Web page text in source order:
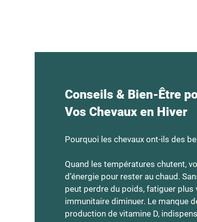
Conseils & Bien-Être
Vos Chevaux en Hiver
Pourquoi les chevaux ont-ils des
Quand les températures chutent,
d’énergie pour rester au chaud.
peut perdre du poids, fatiguer
immunitaire diminuer. Le manque
production de vitamine D,